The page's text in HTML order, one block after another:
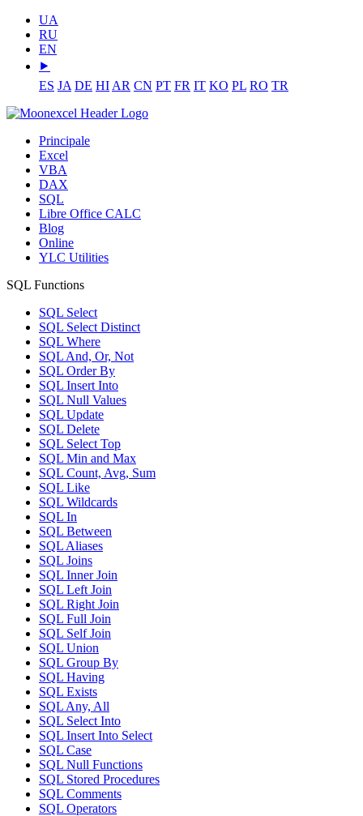
UA
RU
EN
⯈
ES JA DE HI AR CN PT FR IT KO PL RO TR
Principale
Excel
VBA
DAX
SQL
Libre Office CALC
Blog
Online
YLC Utilities
SQL Functions
SQL Select
SQL Select Distinct
SQL Where
SQL And, Or, Not
SQL Order By
SQL Insert Into
SQL Null Values
SQL Update
SQL Delete
SQL Select Top
SQL Min and Max
SQL Count, Avg, Sum
SQL Like
SQL Wildcards
SQL In
SQL Between
SQL Aliases
SQL Joins
SQL Inner Join
SQL Left Join
SQL Right Join
SQL Full Join
SQL Self Join
SQL Union
SQL Group By
SQL Having
SQL Exists
SQL Any, All
SQL Select Into
SQL Insert Into Select
SQL Case
SQL Null Functions
SQL Stored Procedures
SQL Comments
SQL Operators